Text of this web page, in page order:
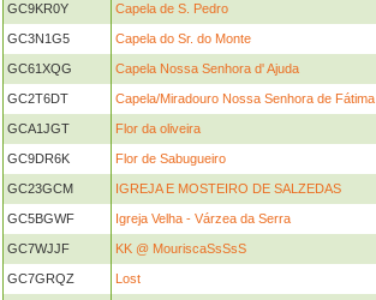
GC9KR0Y Capela de S. Pedro
GC3N1G5 Capela do Sr. do Monte
GC61XQG Capela Nossa Senhora d' Ajuda
GC2T6DT Capela/Miradouro Nossa Senhora de Fátima
GCA1JGT Flor da oliveira
GC9DR6K Flor de Sabugueiro
GC23GCM IGREJA E MOSTEIRO DE SALZEDAS
GC5BGWF Igreja Velha - Várzea da Serra
GC7WJJF KK @ MouriscaSsSsS
GC7GRQZ Lost